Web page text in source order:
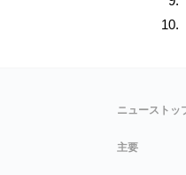
10.
ニューストッ
主要